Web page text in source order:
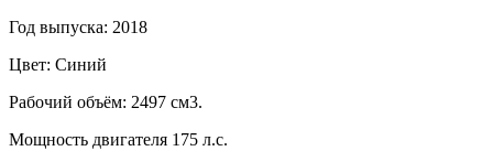
Год выпуска: 2018
Цвет: Синий
Рабочий объём: 2497 см3.
Мощность двигателя 175 л.с.